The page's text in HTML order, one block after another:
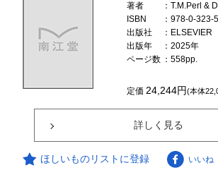
著者
：T.M.Perl &
ISBN
：978-0-323-
出版社
：ELSEVIER
出版年
：2025年
ページ数 ：558pp.
定価24,244円(本体
詳しく見る
ほしいものリストに登録 いいね